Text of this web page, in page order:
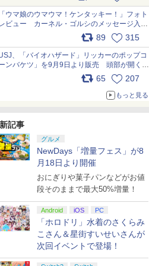
ウマ娘のウマウマ！ケンタッキー！」フォト
ビュー カーネル・ゴルシのメッセージ入り
ッケージや描き下ろしトレカなどが登場
89 315
、「バイオハザード」リッカーのポップコ
ンバケツ」を9月9日より販売 頭部が開く仕
み。味は恐怖を堪のう「味噌フレーバー」
65 207
もっと見る
記事
グルメ
NewDays「増量フェス」が8
月18日より開催
おにぎりや菓子パンなどがお値
段そのままで最大50%増量！
Android iOS PC
「ホロドリ」水着のさくらみ
こさん＆星街すいせいさんが
次回イベントで登場！